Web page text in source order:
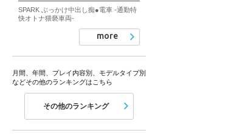
SPARK ぶっかけ中出し痴●電車 -通勤特
快オトナ猥褻車両-
more
月間、年間、プレイ内容別、モデルタイプ別
などその他のランキングはこちら
その他のランキング